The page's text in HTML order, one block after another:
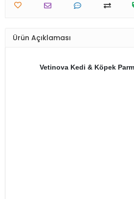
Ürün Açıklaması
Vetinova Kedi & Köpek